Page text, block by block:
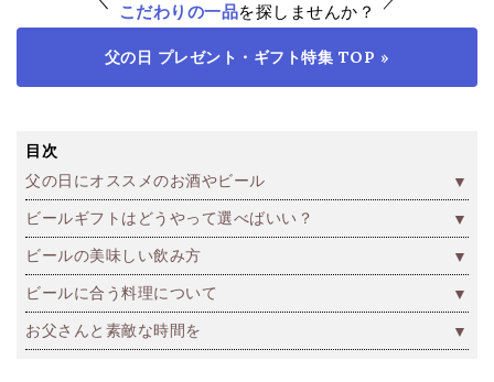
こだわりの一品を探しませんか？
父の日 プレゼント・ギフト特集 TOP »
目次
父の日にオススメのお酒やビール
ビールギフトはどうやって選べばいい？
ビールの美味しい飲み方
ビールに合う料理について
お父さんと素敵な時間を